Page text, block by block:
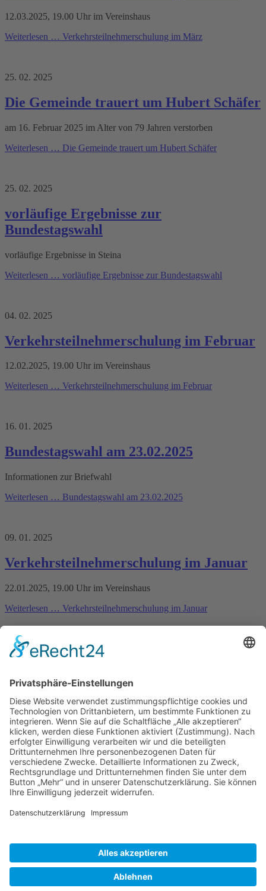
12.03.2025, 19.00 Uhr im Vereinshaus
Weiterlesen … Verkehrsteilnehmerschulung im März
25. 02. 2025
Die Gemeinde trauert um Hubert Schäfer
am 16. Februar 2025 im Alter von 79 Jahren verstorben
Weiterlesen … Die Gemeinde trauert um Hubert Schäfer
25. 02. 2025
vorläufige Ergebnisse zur
Bundestagswahl
vorläufige Ergebnisse in Steina
Weiterlesen … vorläufige Ergebnisse zur Bundestagswahl
04. 02. 2025
Verkehrsteilnehmerschulung im Februar
12.02.2025, 19.00 Uhr im Vereinshaus
Weiterlesen … Verkehrsteilnehmerschulung im Februar
16. 01. 2025
Bundestagswahl am 23.02.2025
Informationen zur Briefwahl
Weiterlesen … Bundestagswahl am 23.02.2025
09. 01. 2025
Verkehrsteilnehmerschulung im Januar
22.01.2025, 19.00 Uhr im Vereinshaus
Weiterlesen … Verkehrsteilnehmerschulung im Januar
09. 01. 2025
18. Januar 2025, Beginn 17.00 Uhr
Weiterlesen …Weihnachtsbaumbrennen
09. 01. 2025
Schaltzeiten Straßenbeleuchtung
neue Schaltzeiten